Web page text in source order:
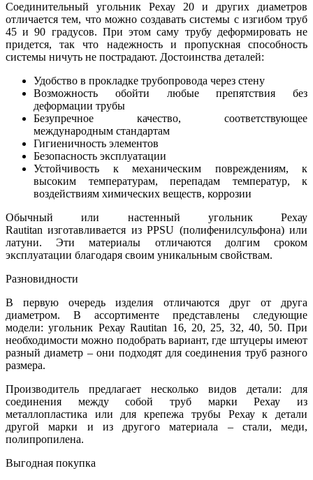
Соединительный угольник Рехау 20 и других диаметров
отличается тем, что можно создавать системы с изгибом труб
45 и 90 градусов. При этом саму трубу деформировать не
придется, так что надежность и пропускная способность
системы ничуть не пострадают. Достоинства деталей:
Удобство в прокладке трубопровода через стену
Возможность обойти любые препятствия без
деформации трубы
Безупречное качество, соответствующее
международным стандартам
Гигиеничность элементов
Безопасность эксплуатации
Устойчивость к механическим повреждениям, к
высоким температурам, перепадам температур, к
воздействиям химических веществ, коррозии
Обычный или
настенный угольник Рехау
Rautitan изготавливается из PPSU (полифенилсульфона) или
латуни. Эти материалы отличаются долгим сроком
эксплуатации благодаря своим уникальным свойствам.
Разновидности
В первую очередь изделия отличаются друг от друга
диаметром. В ассортименте представлены следующие
модели: угольник Рехау Rautitan 16, 20, 25, 32, 40, 50. При
необходимости можно подобрать вариант, где штуцеры имеют
разный диаметр – они подходят для соединения труб разного
размера.
Производитель предлагает несколько видов детали: для
соединения между собой труб марки Рехау из
металлопластика или для крепежа трубы Рехау к детали
другой марки и из другого материала – стали, меди,
полипропилена.
Выгодная покупка